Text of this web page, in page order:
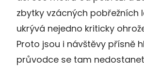
zbytky vzácných pobřežních
ukrývá nejedno kriticky
Proto jsou i návštěvy přísně
průvodce se tam